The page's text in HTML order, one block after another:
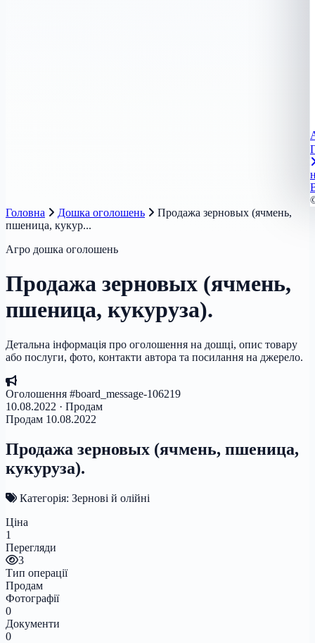
Головна
Дошка оголошень
Продажа зерновых (ячмень,
пшеница, кукур...
Агро дошка оголошень
Продажа зерновых (ячмень,
пшеница, кукуруза).
Детальна інформація про оголошення на дошці, опис товару
або послуги, фото, контакти автора та посилання на джерело.
Оголошення #board_message-106219
10.08.2022 · Продам
Продам 10.08.2022
Продажа зерновых (ячмень, пшеница,
кукуруза).
Категорія: Зернові й олійні
Ціна
1
Перегляди
3
Тип операції
Продам
Фотографії
0
Документи
0